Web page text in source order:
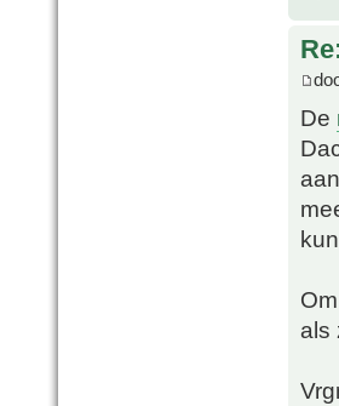
De
als